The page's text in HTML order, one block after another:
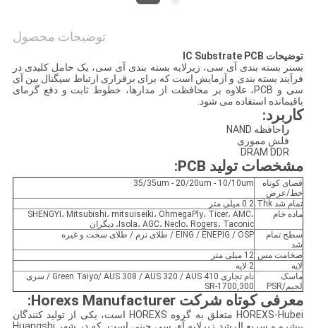
توضیحات محصول
توضیحات IC Substrate PCB
بستر بسته بندی آی سی، زیرلایه بسته بندی آی سی، یک حامل کلیدی در
فرآیند بسته بندی و آزمایش است که برای برقراری ارتباط سیگنال بین آی
سی و PCB، علاوه بر محافظت از مدارها، خطوط ثابت و دفع گرمای
باقیمانده استفاده می شود.
کاربرد:
را حافظه NAND
فلش مموری
DRAM DDR
مشخصات تولید PCB :
فضای کوتاه
خط/عرض
35/35um - 20/20um - 10/10um
تمام شد Thk.
0.2 میلی متر
ماده خام
SHENGYI، Mitsubishi، mitsuiseiki، OhmegaPly، Ticer، AMC،
Isola، AGC، Neclo، Rogers، Taconic، دیگران
سطح تمام
شد
EING / ENEPIG / OSP / طلای نرم / طلای سخت و غیره
ضخامت مس 12 میلی متر
لایه
2 لایه
ماسک
لحیم/PSR
نام تجاری Green Taiyo/ AUS 308 / AUS 320 / AUS 410 / سری
SR-1700,300
معرفی کوتاه شرکت Horexs Manufacturer :
HOREXS-Hubei متعلق به گروه HOREXS است، یکی از تولید کنندگان